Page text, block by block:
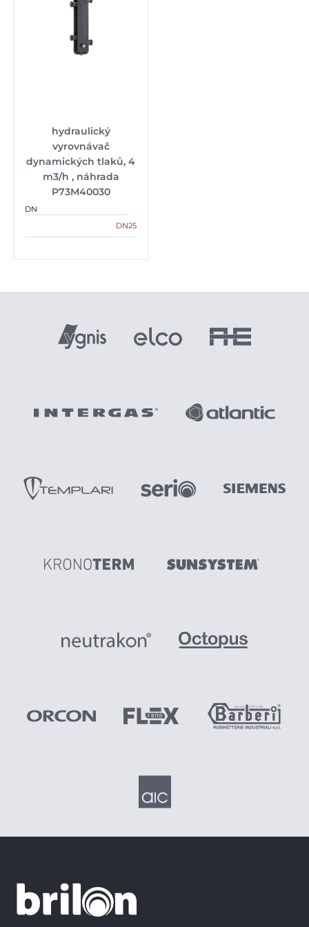
hydraulický
vyrovnávač
dynamických tlaků, 4
m3/h , náhrada
P73M40030
DN
DN25